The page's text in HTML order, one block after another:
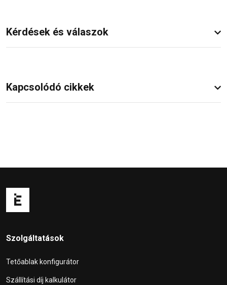
Kérdések és válaszok
Kapcsolódó cikkek
Szolgáltatások
Tetőablak konfigurátor
Szállítási díj kalkulátor